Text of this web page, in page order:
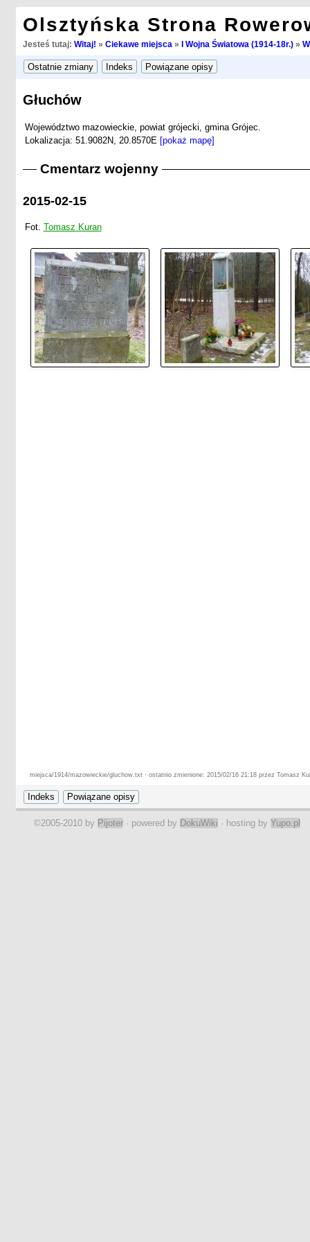
Olsztyńska Strona
Jesteś tutaj: Witaj! » Ciekawe miejsca » I Wojna Światowa (1914-18r.)»
Głuchów
Województwo mazowieckie, powiat grójecki, gmina Grójec.
Lokalizacja: 51.9082N, 20.8570E [pokaż mapę]
Cmentarz wojenny
2015-02-15
Fot. Tomasz Kuran
miejsca/1914/mazowieckie/gluchow.txt · ostatnio zmienione: 2015/02/16 21:18 przez Tomasz
©2005-2010 by Pijoter · powered by DokuWiki · hosting by Yupo.pl